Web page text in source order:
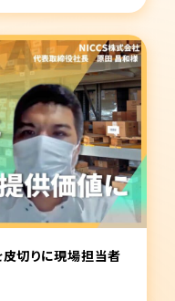
皮切りに現場担当者